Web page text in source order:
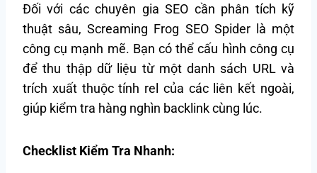
Đối với các chuyên gia SEO cần phân tích kỹ
thuật sâu, Screaming Frog SEO Spider là một
công cụ mạnh mẽ. Bạn có thể cấu hình công cụ
để thu thập dữ liệu từ một danh sách URL và
trích xuất thuộc tính rel của các liên kết ngoài,
giúp kiểm tra hàng nghìn backlink cùng lúc.
Checklist Kiểm Tra Nhanh: